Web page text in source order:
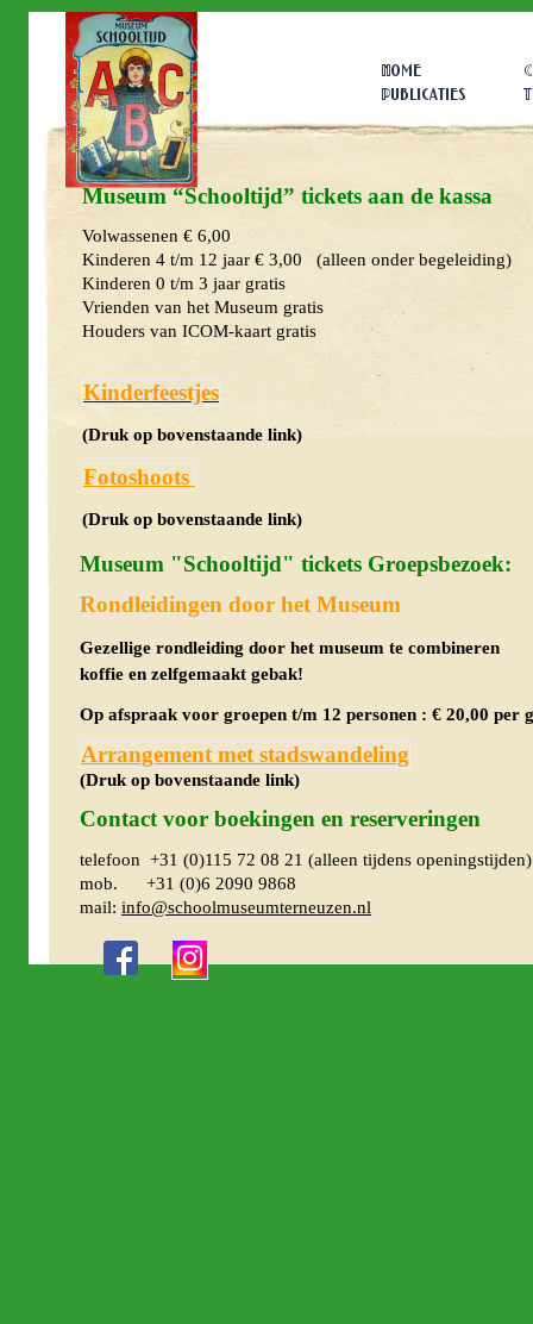
Museum “Schooltijd” tickets aan de kassa
Volwassenen € 6,00
Kinderen 4 t/m 12 jaar € 3,00
(alleen onder begeleiding)
Kinderen 0 t/m 3 jaar gratis
Vrienden van het Museum gratis
Houders van ICOM-kaart gratis
Kinderfeestjes
(Druk op bovenstaande link)
Fotoshoots
(Druk op bovenstaande link)
Home
Publicaties
Museum "Schooltijd" tickets Groepsbezoek:
Rondleidingen door het Museum
Gezellige rondleiding door het
koffie en zelfgemaakt gebak!
Op afspraak voor groepen t/m 12 personen : € 20,00 per
Arrangement met stadswandeling
(Druk op bovenstaande link)
Contact voor boekingen en reserveringen
telefoon +31 (0)115 72 08 21 (alleen tijdens openingstijden)
mob. +31 (0)6 2090 9868
mail: info@schoolmuseumterneuzen.nl